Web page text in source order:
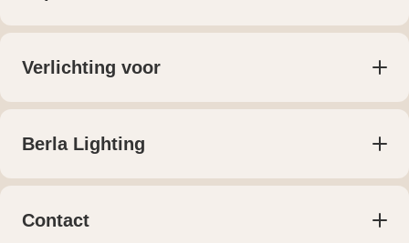
Lichtplan voor particulieren
Lichtplan voor bedrijven
Projecten
Verlichting voor
Retail
Bedrijven
Horeca
Berla Lighting
Publicaties
Meest gestelde vragen
Contact